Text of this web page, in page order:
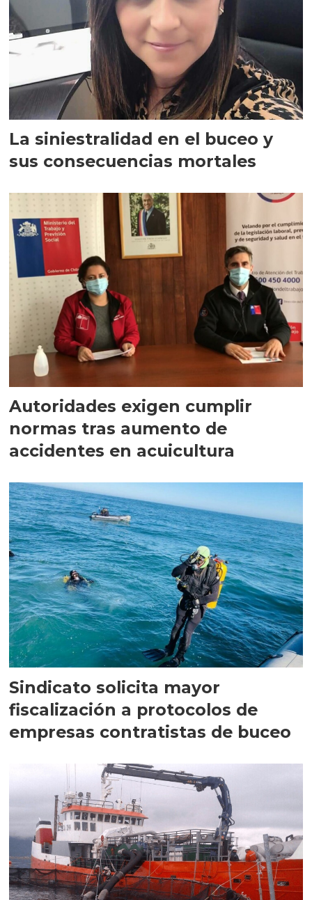
La siniestralidad en el buceo y
sus consecuencias mortales
Autoridades exigen cumplir
normas tras aumento de
accidentes en acuicultura
Sindicato solicita mayor
fiscalización a protocolos de
empresas contratistas de buceo